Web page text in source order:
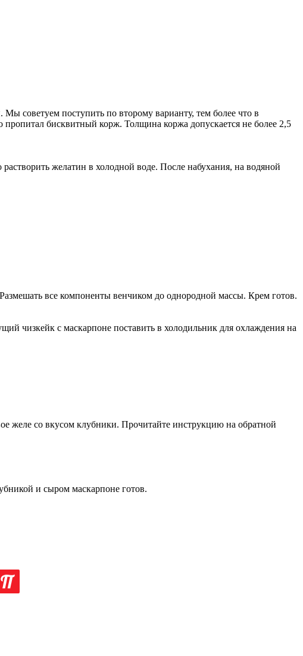
советуем поступить по второму варианту, тем более что в
бисквитный корж. Толщина коржа допускается не более 2,5
желатин в холодной воде. После набухания, на водяной
все компоненты венчиком до однородной массы. Крем готов.
чизкейк с маскарпоне поставить в холодильник для охлаждения на
желе со вкусом клубники. Прочитайте инструкцию на обратной
и сыром маскарпоне готов.